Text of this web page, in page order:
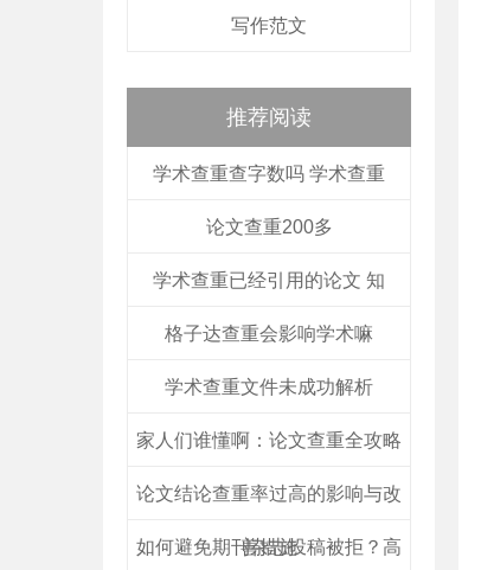
写作范文
推荐阅读
学术查重查字数吗 学术查重
论文查重200多
学术查重已经引用的论文 知
格子达查重会影响学术嘛
学术查重文件未成功解析
家人们谁懂啊：论文查重全攻略
论文结论查重率过高的影响与改
善措施
如何避免期刊杂志投稿被拒？高